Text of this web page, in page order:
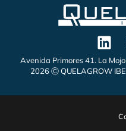
Avenida Primores 41. La
2026 Ⓒ QUELAGROW